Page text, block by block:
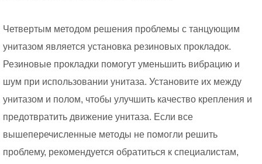
Четвертым методом решения проблемы с танцующим
унитазом является установка резиновых прокладок.
Резиновые прокладки помогут уменьшить вибрацию и
шум при использовании унитаза. Установите их между
унитазом и полом, чтобы улучшить качество крепления и
предотвратить движение унитаза. Если все
вышеперечисленные методы не помогли решить
проблему, рекомендуется обратиться к специалистам,